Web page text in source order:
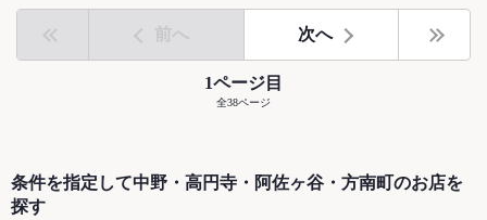
前へ 次へ
1ページ目
全38ページ
条件を指定して中野・高円寺・阿佐ヶ谷・方南町のお店を
探す